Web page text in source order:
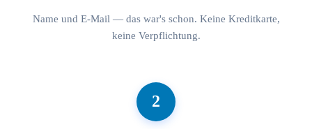
Name und E-Mail — das war's schon. Keine Kreditkarte,
keine Verpflichtung.
2